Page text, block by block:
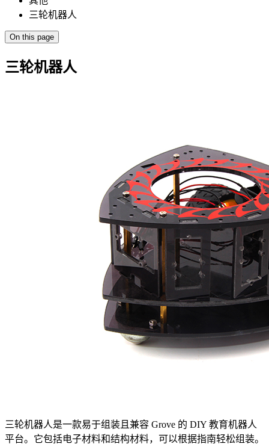
三轮机器人
On this page
三轮机器人
三轮机器人是一款易于组装且兼容 Grove 的 DIY 教育机器人
平台。它包括电子材料和结构材料，可以根据指南轻松组装。